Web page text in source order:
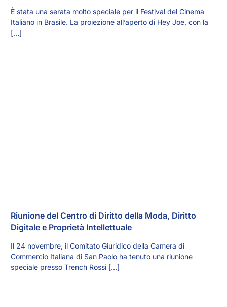
È stata una serata molto speciale per il Festival del Cinema
Italiano in Brasile. La proiezione all’aperto di Hey Joe, con la
[…]
Riunione del Centro di Diritto della Moda, Diritto
Digitale e Proprietà Intellettuale
Il 24 novembre, il Comitato Giuridico della Camera di
Commercio Italiana di San Paolo ha tenuto una riunione
speciale presso Trench Rossi […]